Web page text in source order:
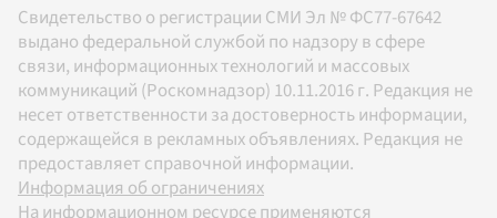
Свидетельство о регистрации СМИ Эл № ФС77-67642
выдано федеральной службой по надзору в сфере
связи, информационных технологий и массовых
коммуникаций (Роскомнадзор) 10.11.2016 г. Редакция не
несет ответственности за достоверность информации,
содержащейся в рекламных объявлениях. Редакция не
предоставляет справочной информации.
Информация об ограничениях